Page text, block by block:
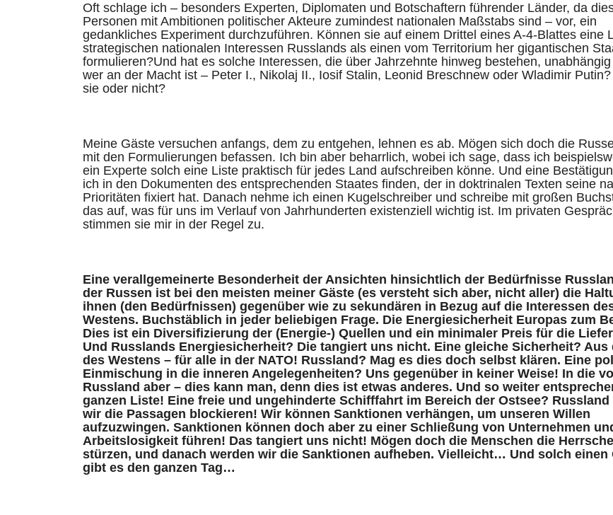
Oft schlage ich – besonders Experten, Diplomaten und Botschaftern führender Länder, da
Personen mit Ambitionen politischer Akteure zumindest nationalen Maßstabs sind – vor, ein
gedankliches Experiment durchzuführen. Können sie auf einem Drittel eines A-4-Blattes eine
strategischen nationalen Interessen Russlands als einen vom Territorium her gigantischen
formulieren?Und hat es solche Interessen, die über Jahrzehnte hinweg bestehen,
wer an der Macht ist – Peter I., Nikolaj II., Iosif Stalin, Leonid Breschnew oder Wladimir
sie oder nicht?
Meine Gäste versuchen anfangs, dem zu entgehen, lehnen es ab. Mögen sich doch die
mit den Formulierungen befassen. Ich bin aber beharrlich, wobei ich sage, dass ich
ein Experte solch eine Liste praktisch für jedes Land aufschreiben könne. Und eine
ich in den Dokumenten des entsprechenden Staates finden, der in doktrinalen Texten seine
Prioritäten fixiert hat. Danach nehme ich einen Kugelschreiber und schreibe mit großen
das auf, was für uns im Verlauf von Jahrhunderten existenziell wichtig ist. Im privaten
stimmen sie mir in der Regel zu.
Eine verallgemeinerte Besonderheit der Ansichten hinsichtlich der Bedürfnisse
der Russen ist bei den meisten meiner Gäste (es versteht sich aber, nicht aller) die
ihnen (den Bedürfnissen) gegenüber wie zu sekundären in Bezug auf die Interessen
Westens. Buchstäblich in jeder beliebigen Frage. Die Energiesicherheit Europas zum
Dies ist ein Diversifizierung der (Energie-) Quellen und ein minimaler Preis für die
Und Russlands Energiesicherheit? Die tangiert uns nicht. Eine gleiche Sicherheit? Aus
des Westens – für alle in der NATO! Russland? Mag es dies doch selbst klären. Eine
Einmischung in die inneren Angelegenheiten? Uns gegenüber in keiner Weise! In die
Russland aber – dies kann man, denn dies ist etwas anderes. Und so weiter
ganzen Liste! Eine freie und ungehinderte Schifffahrt im Bereich der Ostsee? Russland
wir die Passagen blockieren! Wir können Sanktionen verhängen, um unseren Willen
aufzuzwingen. Sanktionen können doch aber zu einer Schließung von Unternehmen
Arbeitslosigkeit führen! Das tangiert uns nicht! Mögen doch die Menschen die
stürzen, und danach werden wir die Sanktionen aufheben. Vielleicht… Und solch einen
gibt es den ganzen Tag…